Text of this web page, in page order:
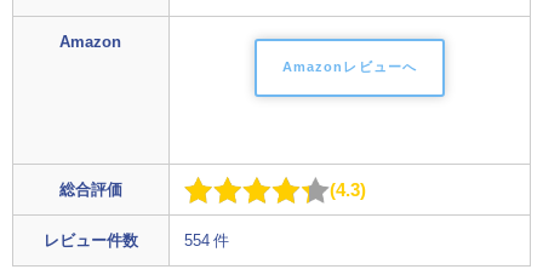
Amazon
Amazonレビューへ
総合評価 4.3
レビュー件数 554 件